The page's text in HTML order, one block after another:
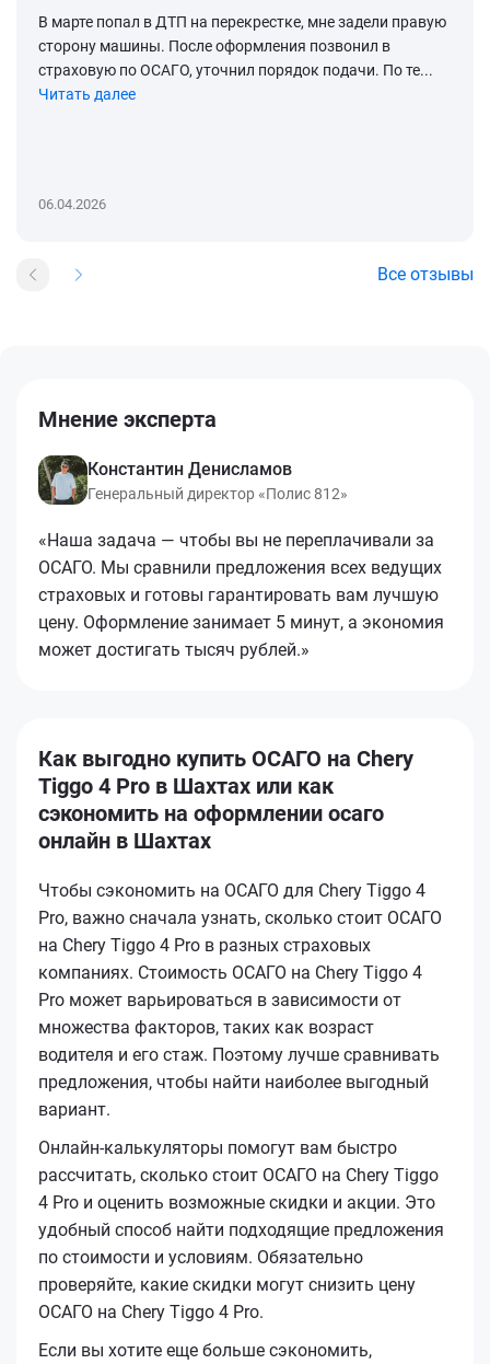
В марте попал в ДТП на перекрестке, мне задели правую
сторону машины. После оформления позвонил в
страховую по ОСАГО, уточнил порядок подачи. По те...
Читать далее
06.04.2026
Все отзывы
Мнение эксперта
Константин Денисламов
Генеральный директор «Полис 812»
«Наша задача — чтобы вы не переплачивали за
ОСАГО. Мы сравнили предложения всех ведущих
страховых и готовы гарантировать вам лучшую
цену. Оформление занимает 5 минут, а экономия
может достигать тысяч рублей.»
Как выгодно купить ОСАГО на Chery
Tiggo 4 Pro в Шахтах или как
сэкономить на оформлении осаго
онлайн в Шахтах
Чтобы сэкономить на ОСАГО для Chery Tiggo 4
Pro, важно сначала узнать, сколько стоит ОСАГО
на Chery Tiggo 4 Pro в разных страховых
компаниях. Стоимость ОСАГО на Chery Tiggo 4
Pro может варьироваться в зависимости от
множества факторов, таких как возраст
водителя и его стаж. Поэтому лучше сравнивать
предложения, чтобы найти наиболее выгодный
вариант.
Онлайн-калькуляторы помогут вам быстро
рассчитать, сколько стоит ОСАГО на Chery Tiggo
4 Pro и оценить возможные скидки и акции. Это
удобный способ найти подходящие предложения
по стоимости и условиям. Обязательно
проверяйте, какие скидки могут снизить цену
ОСАГО на Chery Tiggo 4 Pro.
Если вы хотите еще больше сэкономить,